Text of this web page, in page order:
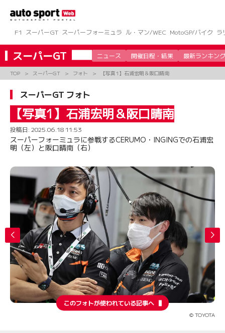
ツ
へ
ス
キ
ッ
F1 スーパーGT スーパーフォーミュラ ル・マン/WEC MotoGP/バイク ラ
スーパーGT ニュース 開催日程・結果 最新ランキング
TOP スーパーGT フォト 【写真1】石浦宏明＆阪口晴南
スーパーGT フォト
【写真1】石浦宏明＆阪口晴南
投稿日: 2025.06.18 11:53
スーパーフォーミュラに参戦するCERUMO・INGINGでの石浦宏
明（左）と阪口晴南（右）
このフォトが使われている記事へ
© TOYOTA